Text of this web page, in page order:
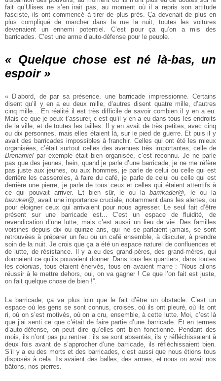
fait qu’Ulises nes’en irait pas, au moment où il a repris son attitude
fasciste, ils ont commencé à tirer de plus près. Ça devenait de plus en
plus compliqué de marcher dans larue la nuit, toutes les voitures
devenaient un ennemi potentiel. C’est pour çaqu’on a mis des
barricades. C’est une arme d’auto-défense pour le peuple.
« Quelque chose est né là-bas, un
espoir »
« D’abord, de par sa présence, une barricade impressionne. Certains
disent qu’il y en a eu deux mille, d’autres disent quatre mille, d’autres
cinq mille... En réalité il est très difficile de savoir combien il y en a eu.
Mais ce que je peux t’assurer, c’est qu’il y en a eu dans tous les endroits
de la ville, et de toutes les tailles. Il y en avait de très petites, avec cinq
ou dix personnes, mais elles étaient là, sur le pied de guerre. Et puis il y
avait des barricades impossibles àfranchir. Celles qui ont été les mieux
organisées, c’était surtout celles des avenues très importantes, celle de
Brenamiel par exemple était bien organisée, c’est reconnu. Je ne parle
pas que des jeunes, hein, quand je parle d’une barricade, je ne me réfère
pas juste aux jeunes, ou aux hommes, je parle de celui ou celle qui est
derrière les casseroles, à faire du café, je parle de celui ou celle qui est
derrière une pierre, je parle de tous ceux et celles qui étaient attentifs à
ce qui pouvaitarriver. Et bien sûr, le ou labarrikader@, le ou la
bazuker@, avait une importance cruciale, notamment dans les alertes, ou
pour éloigner ceux qui arrivaient pour nous agresser. Le seul fait d’être
présent sur une barricade est... C’est un espacede fluidité, de
revendication d’une lutte, mais c’est aussi un lieu de vie. Des familles
voisines depuis dix ou quinze ans, qui ne se parlaient jamais, se sont
retrouvées à préparer un feu ou un café ensemble, à discuter, à prendre
soin de la nuit. Je crois que ça a été un espace naturel de confluences et
de lutte, derésistance. Il y a eu des grand-pères, des grand-mères, qui
donnaient ce qu’ils pouvaient donner. Dans tous les quartiers, dans toutes
lescolonias, tous étaient énervés, tous en avaient marre : “Nous allons
réussir à le mettre dehors, oui, on va gagner ! Ce que l’on fait est juste,
on fait quelque chose de bien !”.
La barricade, ça va plus loin que le fait d’être un obstacle. C’est un
espace oùles gens se sont connus, croisés, où ils ont pleuré, où ils ont
ri, où on s’est motivés, où on a cru, ensemble, à cette lutte. Moi, c’est là
que j’ai senti ce quec’était de faire partie d’une barricade. Et en termes
d’auto-défense, on peut dire qu’elles ont bien fonctionné. Pendant des
mois, ils n’ont pas pu rentrer : ils sesont absentés, ils y réfléchissaient à
deux fois avant de s’approcher d’une barricade, ils réfléchissaient bien.
S’il y a eu des morts et des barricades, c’est aussi que nous étions tous
disposés à cela. Ils avaient des balles, des armes, et nous on avait nos
bâtons, nos pierres.